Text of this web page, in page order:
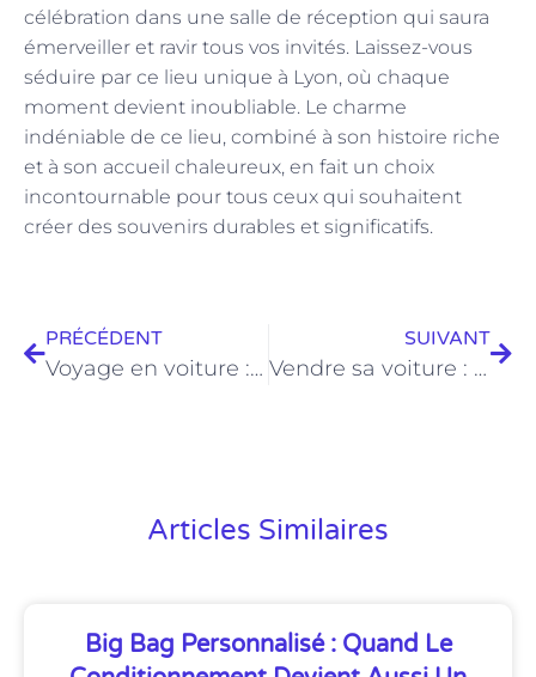
célébration dans une salle de réception qui saura
émerveiller et ravir tous vos invités. Laissez-vous
séduire par ce lieu unique à Lyon, où chaque
moment devient inoubliable. Le charme
indéniable de ce lieu, combiné à son histoire riche
et à son accueil chaleureux, en fait un choix
incontournable pour tous ceux qui souhaitent
créer des souvenirs durables et significatifs.
PRÉCÉDENT
Voyage en voiture : astuces inattendues pour des enfants sages et amusés
SUIVANT
Vendre sa voiture : les astuces pour éviter les pièges entre particuliers
Articles Similaires
Big Bag Personnalisé : Quand Le